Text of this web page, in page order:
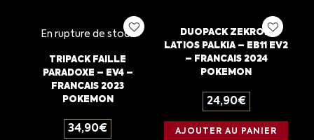
En rupture de stock
TRIPACK FAILLE
PARADOXE – EV4 –
FRANCAIS 2023
POKEMON
34,90€
DUOPACK ZEKROM
LATIOS PALKIA – EB11 EV2
– FRANCAIS 2024
POKEMON
24,90€
AJOUTER AU PANIER